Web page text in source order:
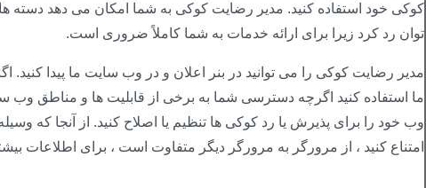
کوکی خود استفاده کنید. مدیر رضایت کوکی به شما امکان می دهد دسته
توان رد کرد زیرا برای ارائه خدمات به شما کاملاً ضروری است.
مدیر رضایت کوکی را می توانید در بنر اعلان و در وب سایت ما پیدا
ما استفاده کنید اگرچه دسترسی شما به برخی از قابلیت ها و مناطق
وب خود را برای پذیرش یا رد کوکی ها تنظیم یا اصلاح کنید. از آنجا که
امتناع کنید ، از مرورگر به مرورگر دیگر متفاوت است ، برای اطلاعات